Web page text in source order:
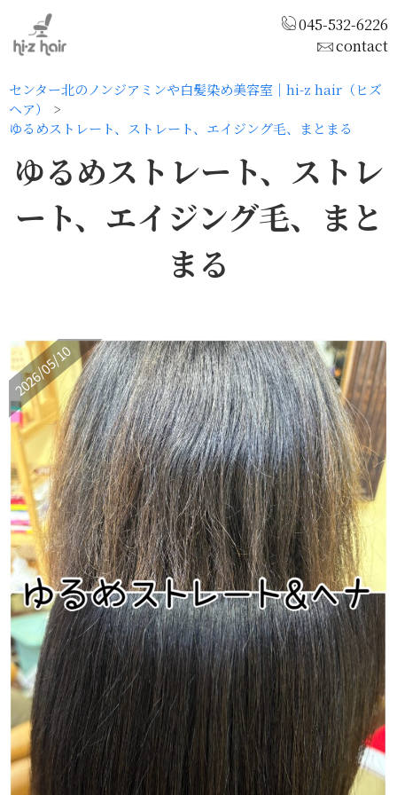
045-532-6226
contact
センター北のノンジアミンや白髪染め美容室｜hi-z hair（ヒズ
ヘア）
ゆるめストレート、ストレート、エイジング毛、まとまる
ゆるめストレート、ストレ
ート、エイジング毛、まと
まる
2026/05/10